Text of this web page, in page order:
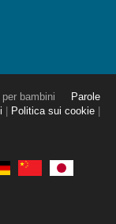
bambini
Parole
Politica sui cookie